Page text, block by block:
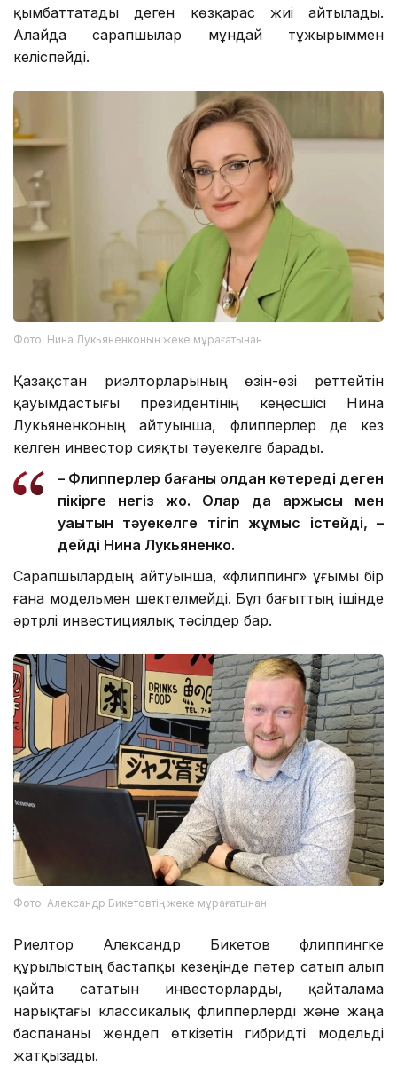
қымбаттатады деген көзқарас жиі айтылады.
Алайда сарапшылар мұндай тұжырыммен
келіспейді.
Фото: Нина Лукьяненконың жеке мұрағатынан
Қазақстан риэлторларының өзін-өзі реттейтін
қауымдастығы президентінің кеңесшісі Нина
Лукьяненконың айтуынша, флипперлер де кез
келген инвестор сияқты тәуекелге барады.
– Флипперлер бағаны қолдан көтереді деген
пікірге негіз жоқ. Олар да қаржысы мен
уақытын тәуекелге тігіп жұмыс істейді, –
дейді Нина Лукьяненко.
Сарапшылардың айтуынша, «флиппинг» ұғымы бір
ғана модельмен шектелмейді. Бұл бағыттың ішінде
әртүрлі инвестициялық тәсілдер бар.
Фото: Александр Бикетовтің жеке мұрағатынан
Риелтор Александр Бикетов флиппингке
құрылыстың бастапқы кезеңінде пәтер сатып алып
қайта сататын инвесторларды, қайталама
нарықтағы классикалық флипперлерді және жаңа
баспананы жөндеп өткізетін гибридті модельді
жатқызады.